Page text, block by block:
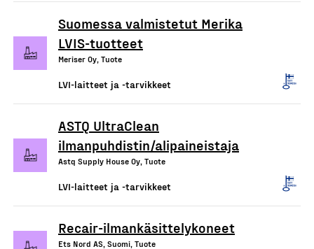
Suomessa valmistetut Merika
LVIS-tuotteet
Meriser Oy, Tuote
LVI-laitteet ja -tarvikkeet
ASTQ UltraClean
ilmanpuhdistin/alipaineistaja
Astq Supply House Oy, Tuote
LVI-laitteet ja -tarvikkeet
Recair-ilmankäsittelykoneet
Ets Nord AS, Suomi, Tuote